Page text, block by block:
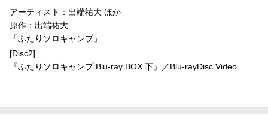
脚本：瀬田光穂、谷崎央佳
キャラクターデザイン：島崎知美
美術監督：長谷川弘行
色彩設計：瀬戸治子
撮影監督：坪内弘樹
音響監督：八巻大樹
アーティスト：出端祐大 ほか
原作：出端祐大
「ふたりソロキャンプ」
[Disc2]
『ふたりソロキャンプ Blu-ray BOX 下』／Blu-rayDisc Video